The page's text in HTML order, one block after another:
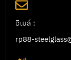
อีเมล์ :
rp88-